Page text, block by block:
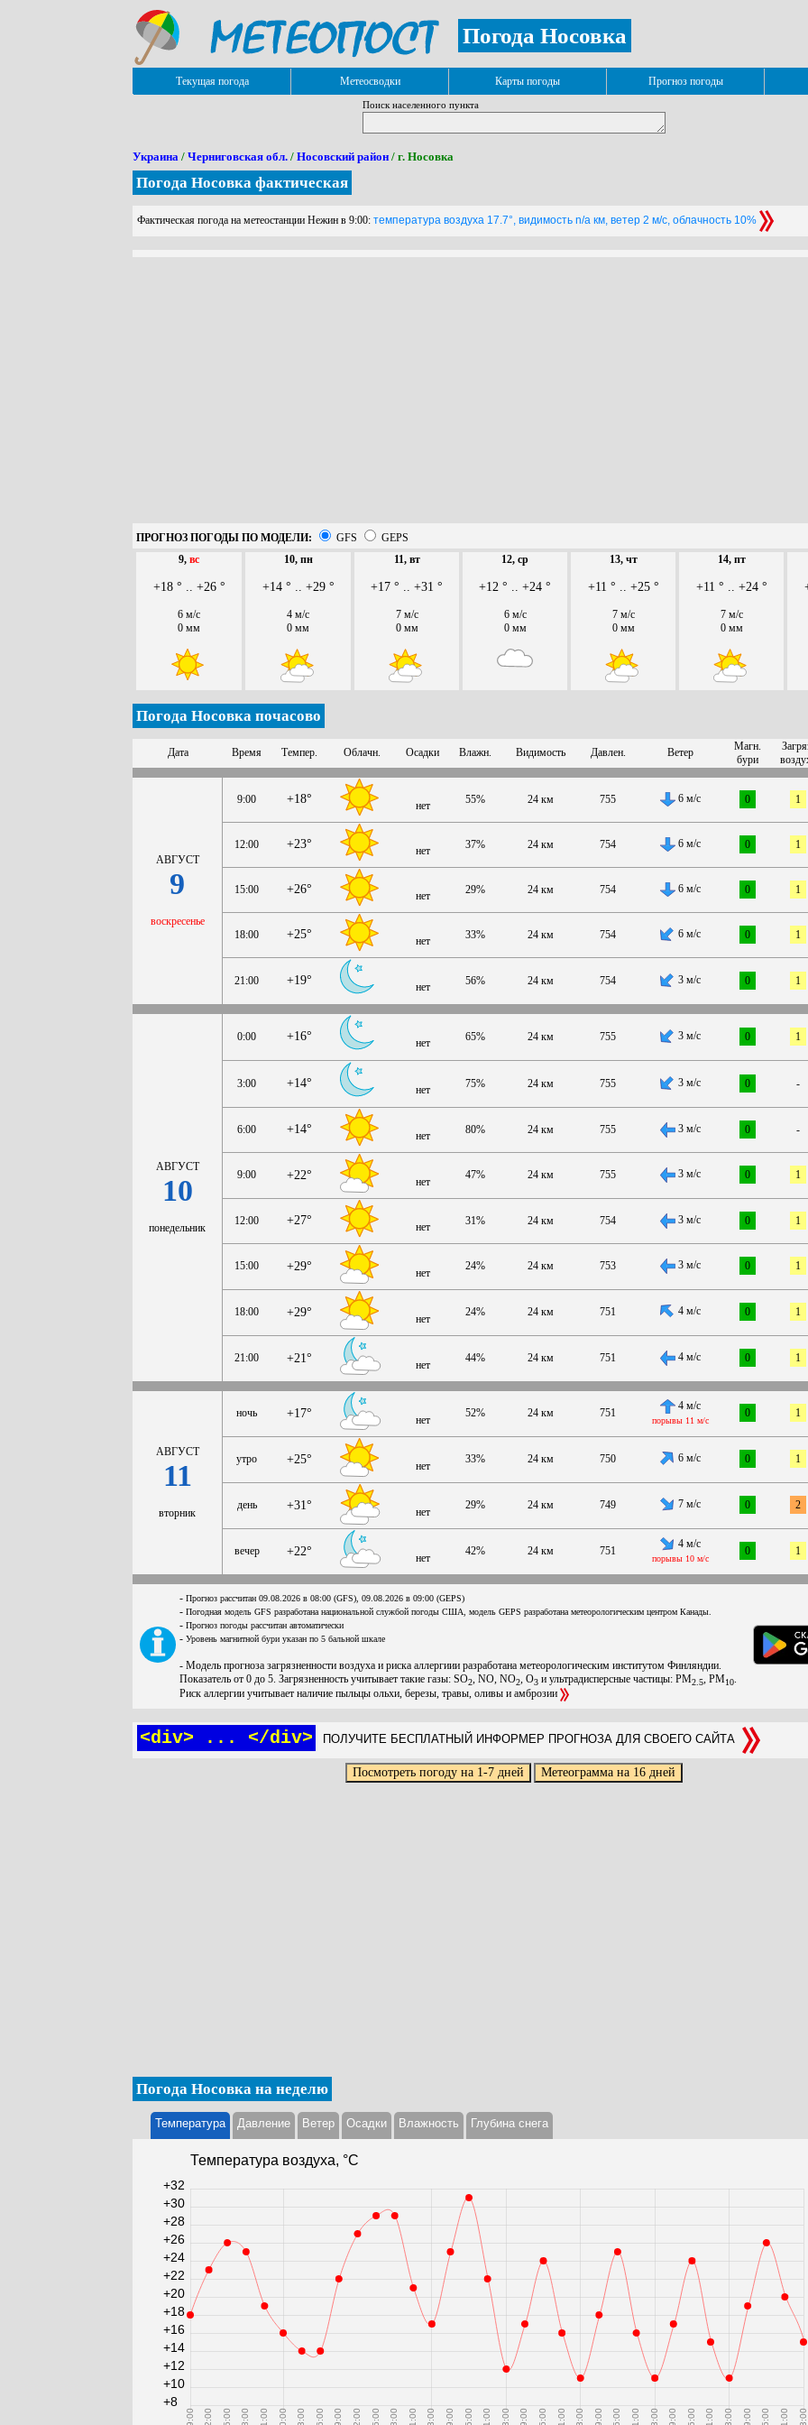
Погода Носовка
Текущая погода Метеосводки Карты погоды Прогноз погоды
Поиск населенного пункта
Украина / Черниговская обл. / Носовский район / г. Носовка
Погода Носовка фактическая
Фактическая погода на метеостанции Нежин в 9:00: температура воздуха 17.7°, видимость n/a км, ветер 2 м/с, облачность 10%
ПРОГНОЗ ПОГОДЫ ПО МОДЕЛИ: GFS
GEPS
9, вс
+18 ° .. +26 °
6 м/с
0 мм
10, пн
+14 ° .. +29 °
4 м/с
0 мм
11, вт
+17 ° .. +31 °
7 м/с
0 мм
12, ср
+12 ° .. +24 °
6 м/с
0 мм
13, чт
+11 ° .. +25 °
7 м/с
0 мм
14, пт
+11 ° .. +24 °
7 м/с
0 мм
Погода Носовка почасово
Дата Время Темпер. Облачн. Осадки Влажн. Видимость Давлен. Ветер
Магн.
бури
АВГУСТ
9
воскресенье
9:00 +18° нет 55% 24 км 755 6 м/с 0 1
12:00 +23° нет 37% 24 км 754 6 м/с 0 1
15:00 +26° нет 29% 24 км 754 6 м/с 0 1
18:00 +25° нет 33% 24 км 754 6 м/с 0 1
21:00 +19° нет 56% 24 км 754 3 м/с 0 1
АВГУСТ
10
понедельник
0:00 +16° нет 65% 24 км 755 3 м/с 0 1
3:00 +14° нет 75% 24 км 755 3 м/с 0 -
6:00 +14° нет 80% 24 км 755 3 м/с 0 -
9:00 +22° нет
47% 24 км 755 3 м/с 0 1
12:00 +27° нет 31% 24 км 754 3 м/с 0 1
15:00 +29° нет
24% 24 км 753 3 м/с 0 1
18:00 +29° нет
24% 24 км 751 4 м/с 0 1
21:00 +21° нет
44% 24 км 751 4 м/с 0 1
АВГУСТ
11
вторник
ночь +17° нет
52% 24 км 751
4 м/с
порывы 11 м/с
0 1
утро +25° нет
33% 24 км 750 6 м/с 0 1
день +31° нет
29% 24 км 749 7 м/с 0 2
вечер +22° нет
42% 24 км 751
4 м/с
порывы 10 м/с
0 1
- Прогноз рассчитан 09.08.2026 в 08:00 (GFS), 09.08.2026 в 09:00 (GEPS)
- Погодная модель GFS разработана национальной службой погоды США, модель GEPS разработана метеорологическим центром Канады.
- Прогноз погоды рассчитан автоматически
- Уровень магнитной бури указан по 5 бальной шкале
- Модель прогноза загрязненности воздуха и риска аллергиии разработана метеорологическим институтом Финляндии.
Показатель от 0 до 5. Загрязненность учитывает такие газы: SO2 , NO, NO2 , O3 и ультрадисперсные частицы: PM2.5 , PM10
Риск аллергии учитывает наличие пыльцы ольхи, березы, травы, оливы и амброзии
<div> ... </div> ПОЛУЧИТЕ БЕСПЛАТНЫЙ ИНФОРМЕР ПРОГНОЗА ДЛЯ СВОЕГО САЙТА
Погода Носовка на неделю
Температура Давление Ветер Осадки Влажность Глубина снега
Температура воздуха, °С
09:00 12:00 15:00 18:00 21:00 00:00 03:00 06:00 09:00 12:00 15:00 18:00 21:00 03:00 09:00 15:00 21:00 03:00 09:00 15:00 21:00 03:00 09:00 15:00 21:00 03:00 09:00 15:00 21:00 03:00 09:00 15:00 21:00 03:00
+8
+10
+12
+14
+16
+18
+20
+22
+24
+26
+28
+30
+32